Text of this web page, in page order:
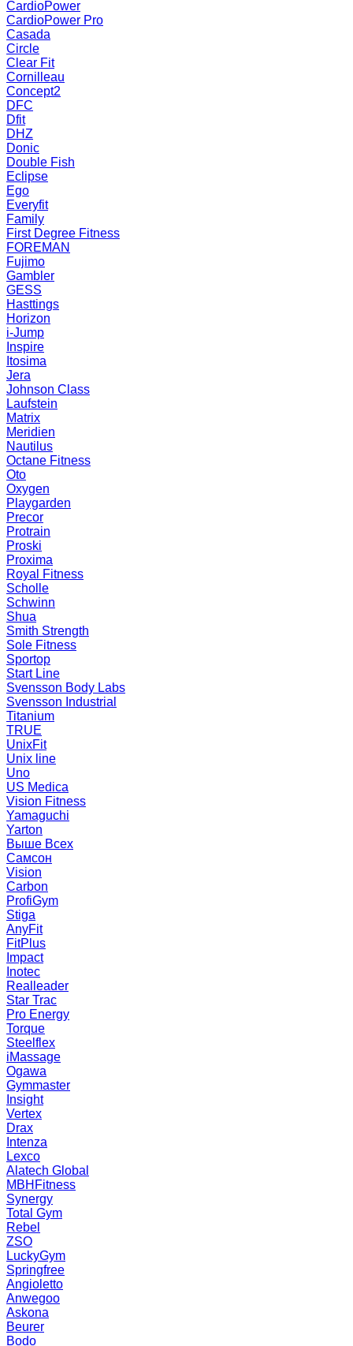
CardioPower
CardioPower Pro
Casada
Circle
Clear Fit
Cornilleau
Concept2
DFC
Dfit
DHZ
Donic
Double Fish
Eclipse
Ego
Everyfit
Family
First Degree Fitness
FOREMAN
Fujimo
Gambler
GESS
Hasttings
Horizon
i-Jump
Inspire
Itosima
Jera
Johnson Class
Laufstein
Matrix
Meridien
Nautilus
Octane Fitness
Oto
Oxygen
Playgarden
Precor
Protrain
Proski
Proxima
Royal Fitness
Scholle
Schwinn
Shua
Smith Strength
Sole Fitness
Sportop
Start Line
Svensson Body Labs
Svensson Industrial
Titanium
TRUE
UnixFit
Unix line
Uno
US Medica
Vision Fitness
Yamaguchi
Yarton
Выше Всех
Самсон
Vision
Carbon
ProfiGym
Stiga
AnyFit
FitPlus
Impact
Inotec
Realleader
Star Trac
Pro Energy
Torque
Steelflex
iMassage
Ogawa
Gymmaster
Insight
Vertex
Drax
Intenza
Lexco
Alatech Global
MBHFitness
Synergy
Total Gym
Rebel
ZSO
LuckyGym
Springfree
Angioletto
Anwegoo
Askona
Beurer
Bodo